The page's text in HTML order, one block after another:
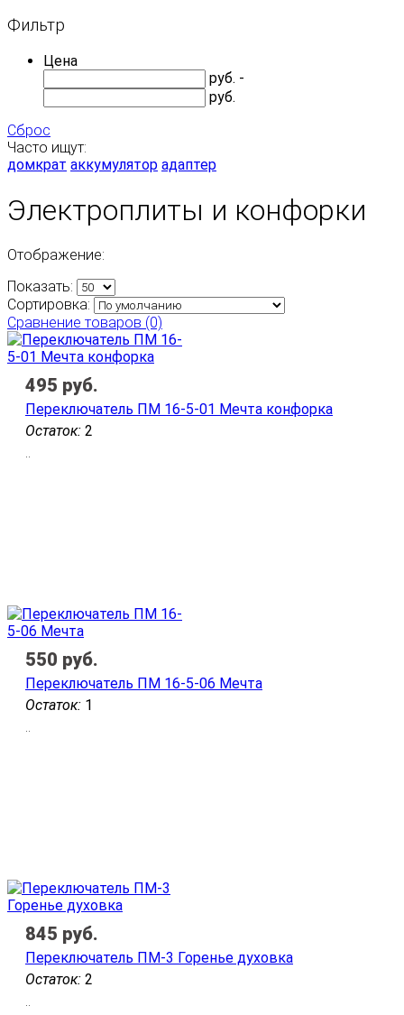
Фильтр
Цена
руб. -
руб.
Сброс
Часто ищут:
домкрат аккумулятор адаптер
Электроплиты и конфорки
Отображение:
Показать:
Сортировка:
Сравнение товаров (0)
Остаток: 2
Переключатель ПМ 16-5-01 Мечта конфорка
..
495 руб.
Остаток: 1
Переключатель ПМ 16-5-06 Мечта
..
550 руб.
Остаток: 2
Переключатель ПМ-3 Горенье духовка
..
845 руб.